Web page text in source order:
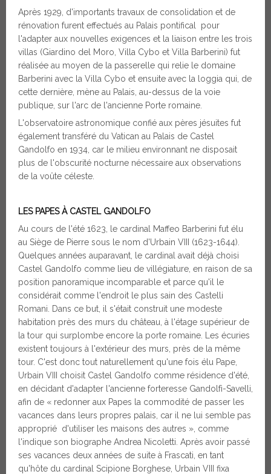
Après 1929, d'importants travaux de consolidation et de
rénovation furent effectués au Palais pontifical pour
l'adapter aux nouvelles exigences et la liaison entre les trois
villas (Giardino del Moro, Villa Cybo et Villa Barberini) fut
réalisée au moyen de la passerelle qui relie le domaine
Barberini avec la Villa Cybo et ensuite avec la loggia qui, de
cette dernière, mène au Palais, au-dessus de la voie
publique, sur l'arc de l'ancienne Porte romaine.
L'observatoire astronomique confié aux pères jésuites fut
également transféré du Vatican au Palais de Castel
Gandolfo en 1934, car le milieu environnant ne disposait
plus de l'obscurité nocturne nécessaire aux observations
de la voûte céleste.
LES PAPES À CASTEL GANDOLFO
Au cours de l'été 1623, le cardinal Maffeo Barberini fut élu
au Siège de Pierre sous le nom d'Urbain VIII (1623-1644).
Quelques années auparavant, le cardinal avait déjà choisi
Castel Gandolfo comme lieu de villégiature, en raison de sa
position panoramique incomparable et parce qu'il le
considérait comme l'endroit le plus sain des Castelli
Romani. Dans ce but, il s'était construit une modeste
habitation près des murs du château, à l'étage supérieur de
la tour qui surplombe encore la porte romaine. Les écuries
existent toujours à l'extérieur des murs, près de la même
tour. C'est donc tout naturellement qu'une fois élu Pape,
Urbain VIII choisit Castel Gandolfo comme résidence d'été,
en décidant d'adapter l'ancienne forteresse Gandolfì-Savelli,
afin de « redonner aux Papes la commodité de passer les
vacances dans leurs propres palais, car il ne lui semble pas
approprié d'utiliser les maisons des autres », comme
l'indique son biographe Andrea Nicoletti. Après avoir passé
ses vacances deux années de suite à Frascati, en tant
qu'hôte du cardinal Scipione Borghese, Urbain VIII fixa